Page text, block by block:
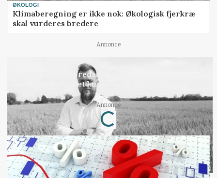
ØKOLOGI
Klimaberegning er ikke nok: Økologisk fjerkræ
skal vurderes bredere
Annonce
Befriende, at topredaktør erkender, hun er
blevet klogere. Det kunne vi alle lære af
Annonce
Loading...